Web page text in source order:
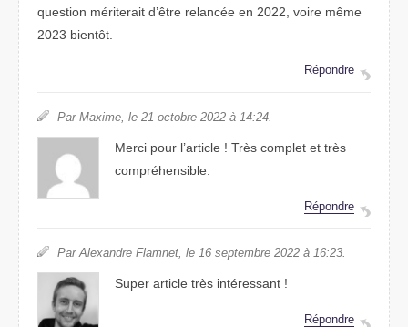
question mériterait d’être relancée en 2022, voire même
2023 bientôt.
Répondre
Par Maxime, le 21 octobre 2022 à 14:24.
Merci pour l’article ! Très complet et très
compréhensible.
Répondre
Par Alexandre Flamnet, le 16 septembre 2022 à 16:23.
Super article très intéressant !
Répondre